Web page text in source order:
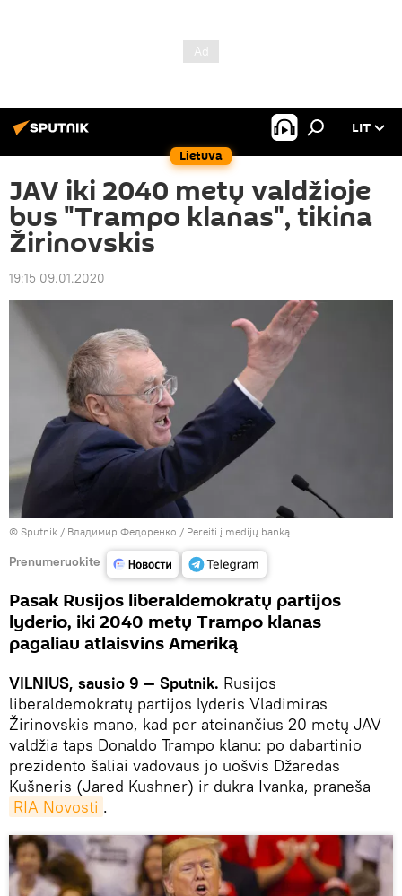
Lietuva
LIT
JAV iki 2040 metų valdžioje
bus "Trampo klanas", tikina
Žirinovskis
19:15 09.01.2020
© Sputnik / Владимир Федоренко / Pereiti į medijų banką
Prenumeruokite
Pasak Rusijos liberaldemokratų partijos
lyderio, iki 2040 metų Trampo klanas
pagaliau atlaisvins Ameriką
VILNIUS, sausio 9 — Sputnik. Rusijos
liberaldemokratų partijos lyderis Vladimiras
Žirinovskis mano, kad per ateinančius 20 metų JAV
valdžia taps Donaldo Trampo klanu: po dabartinio
prezidento šaliai vadovaus jo uošvis Džaredas
Kušneris (Jared Kushner) ir dukra Ivanka, praneša
RIA Novosti .